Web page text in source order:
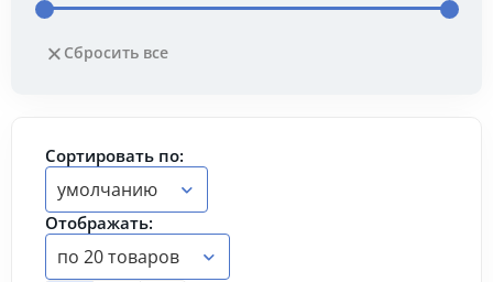
Сбросить все
Сортировать по:
умолчанию
Отображать:
по 20 товаров